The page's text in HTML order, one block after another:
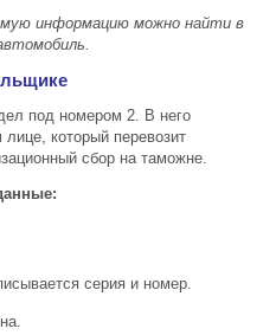
информацию можно найти в
под номером 2. В него
который перевозит
сбор на таможне.
серия и номер.